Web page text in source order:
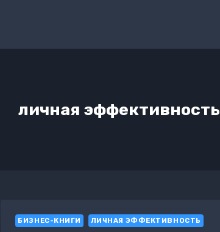
личная эффективность
БИЗНЕС-КНИГИ ЛИЧНАЯ ЭФФЕКТИВНОСТЬ